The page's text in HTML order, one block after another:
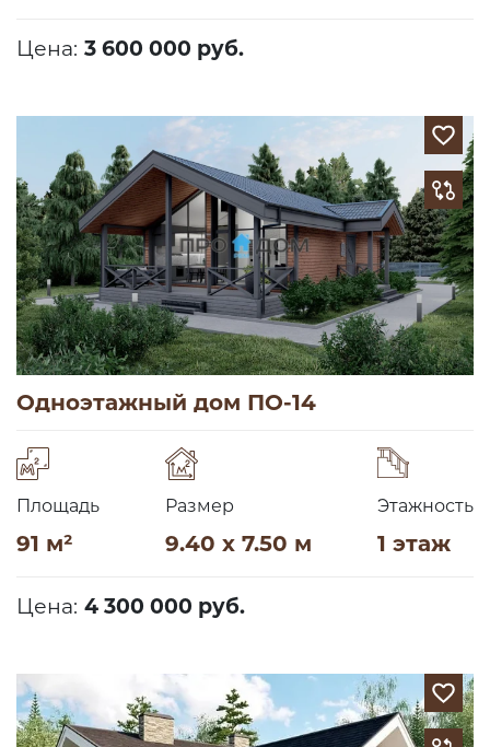
Цена: 3 600 000 руб.
Одноэтажный дом ПО-14
Площадь
91 м²
Размер
9.40 x 7.50 м
Этажность
1 этаж
Цена: 4 300 000 руб.